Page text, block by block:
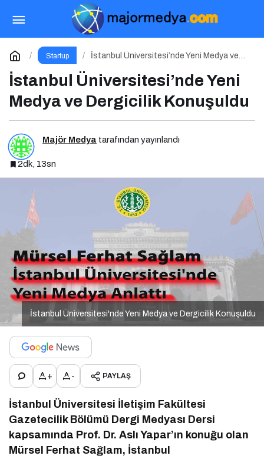
Startup
İstanbul Üniversitesi’nde Yeni Medya ve
İstanbul Üniversitesi’nde Yeni
Medya ve Dergicilik Konuşuldu
Majör Medya tarafından yayınlandı
2dk, 13sn
İstanbul Üniversitesi'nde Yeni Medya ve Dergicilik Konuşuldu
+ - PAYLAŞ
İstanbul Üniversitesi İletişim Fakültesi
Gazetecilik Bölümü Dergi Medyası Dersi
kapsamında Prof. Dr. Aslı Yapar’ın konuğu olan
Mürsel Ferhat Sağlam, İstanbul
İletişim Yönetimi Olmadan İşletme Yönetimi
Olmaz
Yorum Yap